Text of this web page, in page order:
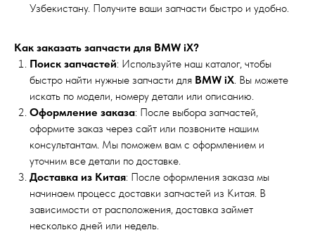
Узбекистану. Получите ваши запчасти быстро и удобно.
Как заказать запчасти для BMW iX?
Поиск запчастей: Используйте наш каталог, чтобы
быстро найти нужные запчасти для BMW iX. Вы можете
искать по модели, номеру детали или описанию.
Оформление заказа: После выбора запчастей,
оформите заказ через сайт или позвоните нашим
консультантам. Мы поможем вам с оформлением и
уточним все детали по доставке.
Доставка из Китая: После оформления заказа мы
начинаем процесс доставки запчастей из Китая. В
зависимости от расположения, доставка займет
несколько дней или недель.